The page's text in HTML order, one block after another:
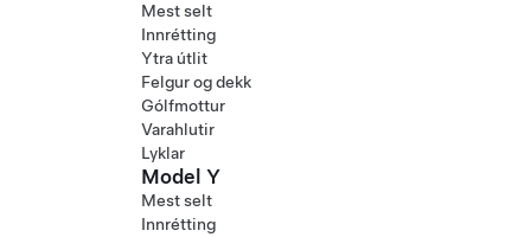
Mest selt
Innrétting
Ytra útlit
Felgur og dekk
Gólfmottur
Varahlutir
Lyklar
Model Y
Mest selt
Innrétting